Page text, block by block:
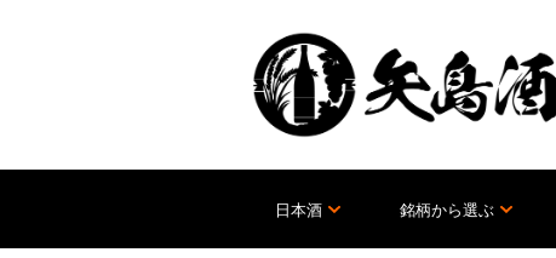
日本酒 銘柄から選ぶ